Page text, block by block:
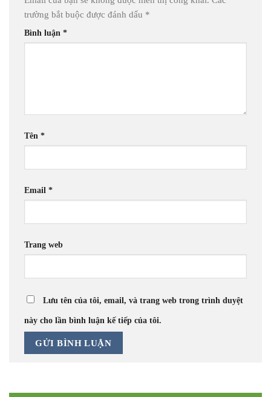
trường bắt buộc được đánh dấu *
Bình luận *
Tên *
Email *
Trang web
Lưu tên của tôi, email, và trang web trong trình duyệt
này cho lần bình luận kế tiếp của tôi.